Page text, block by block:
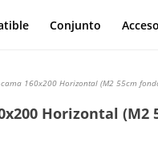
Conjunto
160x200 Horizontal (M2 55cm
Horizontal